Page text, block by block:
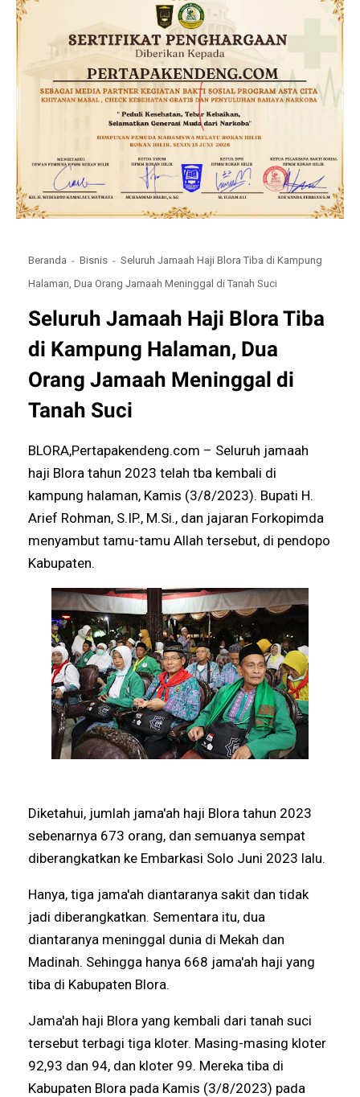
Beranda Bisnis
Seluruh Jamaah Haji Blora Tiba di Kampung
Halaman, Dua Orang Jamaah Meninggal di Tanah Suci
Seluruh Jamaah Haji Blora Tiba
di Kampung Halaman, Dua
Orang Jamaah Meninggal di
Tanah Suci
BLORA,Pertapakendeng.com – Seluruh jamaah
haji Blora tahun 2023 telah tba kembali di
kampung halaman, Kamis (3/8/2023). Bupati H.
Arief Rohman, S.IP., M.Si., dan jajaran Forkopimda
menyambut tamu-tamu Allah tersebut, di pendopo
Kabupaten.
Diketahui, jumlah jama'ah haji Blora tahun 2023
sebenarnya 673 orang, dan semuanya sempat
diberangkatkan ke Embarkasi Solo Juni 2023 lalu.
Hanya, tiga jama'ah diantaranya sakit dan tidak
jadi diberangkatkan. Sementara itu, dua
diantaranya meninggal dunia di Mekah dan
Madinah. Sehingga hanya 668 jama'ah haji yang
tiba di Kabupaten Blora.
Jama'ah haji Blora yang kembali dari tanah suci
tersebut terbagi tiga kloter. Masing-masing kloter
92,93 dan 94, dan kloter 99. Mereka tiba di
Kabupaten Blora pada Kamis (3/8/2023) pada